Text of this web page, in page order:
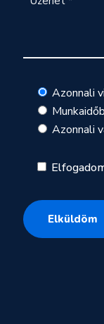
Azonnali
Azonnali